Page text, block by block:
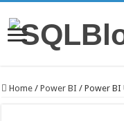
Home / Power BI / Power BI